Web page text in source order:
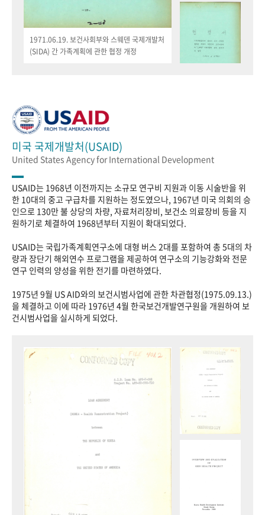
1971.06.19. 보건사회부와 스웨덴 국제개발처
(SIDA) 간 가족계획에 관한 협정 개정
미국 국제개발처(USAID)
United States Agency for International Development
USAID는 1968년 이전까지는 소규모 연구비 지원과 이동 시술반을 위
한 10대의 중고 구급차를 지원하는 정도였으나, 1967년 미국 의회의 승
인으로 130만 불 상당의 차량, 자료처리장비, 보건소 의료장비 등을 지
원하기로 체결하여 1968년부터 지원이 확대되었다.
USAID는 국립가족계획연구소에 대형 버스 2대를 포함하여 총 5대의 차
량과 장단기 해외연수 프로그램을 제공하여 연구소의 기능강화와 전문
연구 인력의 양성을 위한 전기를 마련하였다.
1975년 9월 US AID와의 보건시범사업에 관한 차관협정(1975.09.13.)
을 체결하고 이에 따라 1976년 4월 한국보건개발연구원을 개원하여 보
건시범사업을 실시하게 되었다.